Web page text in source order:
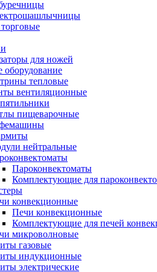
для ножей
оборудование
тепловые
вентиляционные
пищеварочные
нейтральные
Пароконвектоматы
Комплектующие для
конвекционные
Печи конвекционные
Комплектующие для печей
микроволновые
газовые
индукционные
электрические